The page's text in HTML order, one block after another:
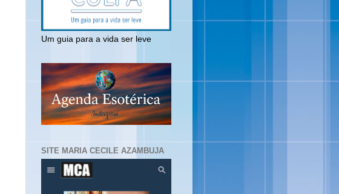
Um guia para a vida ser leve
SITE MARIA CECILE AZAMBUJA